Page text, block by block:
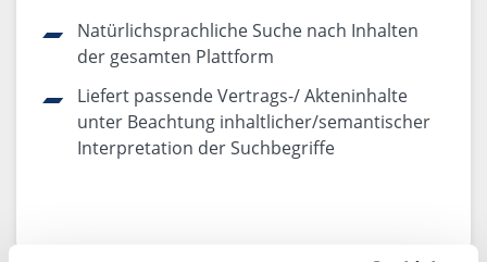
Natürlichsprachliche Suche nach Inhalten
der gesamten Plattform
Liefert passende Vertrags-/ Akteninhalte
unter Beachtung inhaltlicher/semantischer
Interpretation der Suchbegriffe